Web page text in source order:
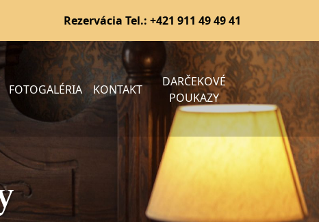
Rezervácia Tel.: +421 911 49 49 41
FOTOGALÉRIA KONTAKT
DARČEKOVÉ
POUKAZY